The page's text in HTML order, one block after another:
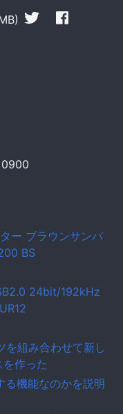
ー ブラウンサンバ
BS
24bit/192kHz
組み合わせて新し
作った
機能なのかを説明